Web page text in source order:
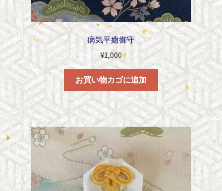
病気平癒御守
¥1,000
お買い物カゴに追加